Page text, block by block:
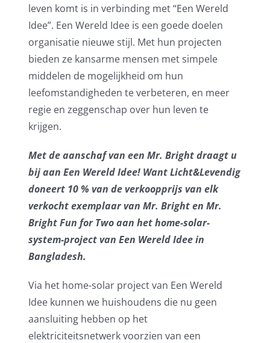
leven komt is in verbinding met “Een Wereld
Idee”. Een Wereld Idee is een goede doelen
organisatie nieuwe stijl. Met hun projecten
bieden ze kansarme mensen met simpele
middelen de mogelijkheid om hun
leefomstandigheden te verbeteren, en meer
regie en zeggenschap over hun leven te
krijgen.
Met de aanschaf van een Mr. Bright draagt u
bij aan Een Wereld Idee! Want Licht&Levendig
doneert 10 % van de verkoopprijs van elk
verkocht exemplaar van Mr. Bright en Mr.
Bright Fun for Two aan het home-solar-
system-project van Een Wereld Idee in
Bangladesh.
Via het home-solar project van Een Wereld
Idee kunnen we huishoudens die nu geen
aansluiting hebben op het
elektriciteitsnetwerk voorzien van een